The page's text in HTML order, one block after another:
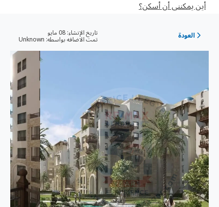
أين يمكننى أن أسكن؟
العودة تاريخ الإنشاء:
تمت الاضافه بواسطه: Unknown